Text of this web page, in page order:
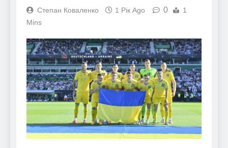
Степан Коваленко 1 Рік Ago 0
1
Mins